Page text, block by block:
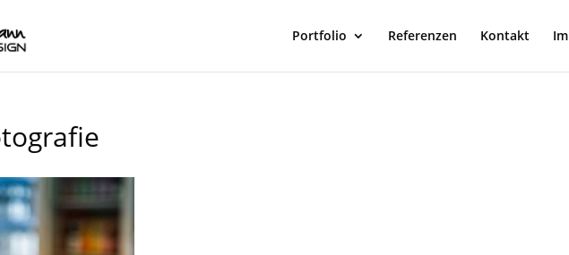
Portfolio Referenzen Kontakt